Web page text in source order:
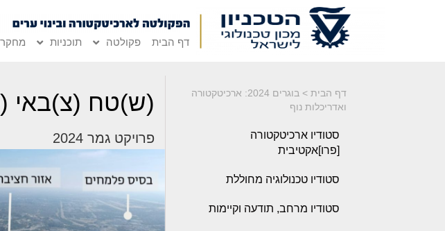
דף הבית פקולטה תוכניות מחקר
דף הבית >
בוגרים 2024: ארכיטקטורה
ואדריכלות נוף
סטודיו ארכיטקטורה
[פרו]אקטיבית
סטודיו טכנולוגיה מחוללת
סטודיו מרחב, תודעה וקיימות
(ש)טח (צ)באי
פרויקט גמר 2024